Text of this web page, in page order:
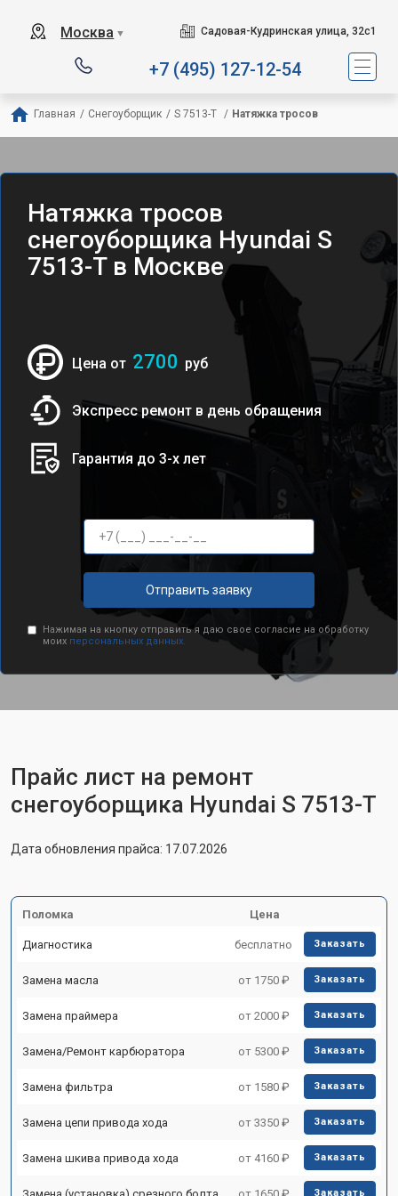
Москва ▼ Садовая-Кудринская улица, 32с1
+7 (495) 127-12-54
Главная / Снегоуборщик / S 7513-T / Натяжка тросов
Натяжка тросов
снегоуборщика Hyundai S
7513-T в Москве
Цена от 2700 руб
Экспресс ремонт в день обращения
Гарантия до 3-х лет
Отправить заявку
Нажимая на кнопку отправить я даю свое согласие на обработку
моих персональных данных.
Прайс лист на ремонт
снегоуборщика Hyundai S 7513-T
Дата обновления прайса: 17.07.2026
Поломка Цена
Диагностика бесплатно Заказать
Замена масла от 1750 ₽ Заказать
Замена праймера от 2000 ₽ Заказать
Замена/Pемонт карбюратора от 5300 ₽ Заказать
Замена фильтра от 1580 ₽ Заказать
Замена цепи привода хода от 3350 ₽ Заказать
Замена шкива привода хода от 4160 ₽ Заказать
Замена (установка) срезного болта от 1650 ₽ Заказать